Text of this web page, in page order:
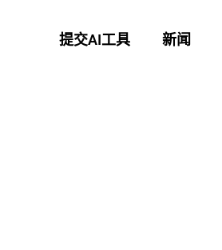
提交AI工具 新闻